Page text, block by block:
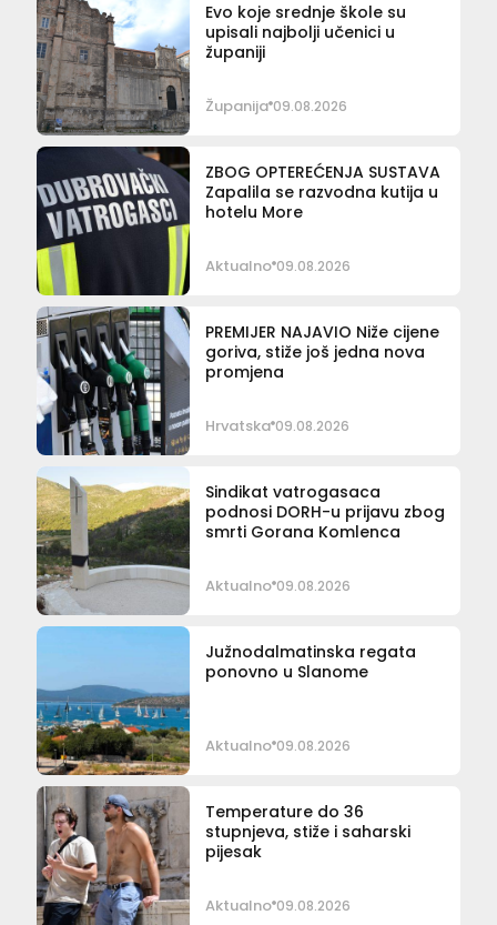
Evo koje srednje škole su
upisali najbolji učenici u
županiji
Županija 09.08.2026
ZBOG OPTEREĆENJA SUSTAVA
Zapalila se razvodna kutija u
hotelu More
Aktualno 09.08.2026
PREMIJER NAJAVIO Niže cijene
goriva, stiže još jedna nova
promjena
Hrvatska 09.08.2026
Sindikat vatrogasaca
podnosi DORH-u prijavu zbog
smrti Gorana Komlenca
Aktualno 09.08.2026
Južnodalmatinska regata
ponovno u Slanome
Aktualno 09.08.2026
Temperature do 36
stupnjeva, stiže i saharski
pijesak
Aktualno 09.08.2026